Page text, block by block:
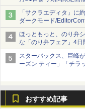
オリジナルの湯呑みや
「サクラエディタ」に
ダークモード/
数の脆弱性に対処した
ト
ほっともっと、のり弁
な「のり弁フェア」4日
スターバックス、巨峰
ーズン ティー」「チラ
おすすめ記事
Gen2/Gen3超軽量高性能
大容量 第11世代Corei5
1135G7日本語キーボード
13.3型FHD高解像度16GB
メモリ 新品SSD256GB
超軽量 カメ
ラ/HDMI/5GWIFI/Bluetooth
Office搭載 ノートパソコ
￥33,800
ッツ
Core i5
リ
12イン
HDMI
メーカ
コン
￥
リ 256GB SSD
Windows11Pro パソコン
静音 office ミニパソコン
デスクトップ オフィス
mini pc デスクトップミ
ニpc 2画面 HDMI 省エネ
軽量 BMAX B3Pro みに
pc 在宅勤務
￥34,900
年保証
TINY
8GB
11 Pro
料 中古
コン
トップ
ップ
￥
PX249WAVE PX248WAVE
白 240hz pcモニター
120Hz 144Hz 165Hz 対応
モニター ピンク ブルー
ベージュ フルHD IPS
HDR ノングレア スピー
カー内蔵 VESA 23.8イン
チ 液晶 ディスプレイ ピ
￥18,500
21.45
ブラッ
￥
BOOK （講談社
MOOK） [ 講談社 ]
￥2,200
]
￥3,630